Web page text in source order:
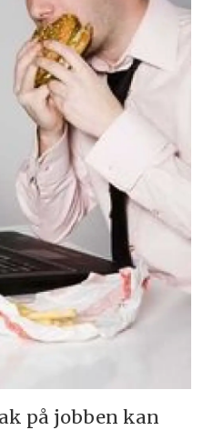
på jobben kan